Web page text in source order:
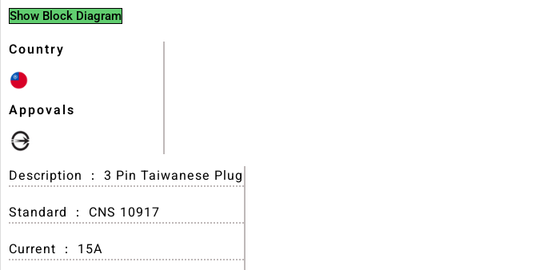
Show Block Diagram
Country
Appovals
Description ： 3 Pin Taiwanese Plug
Standard ： CNS 10917
Current ： 15A